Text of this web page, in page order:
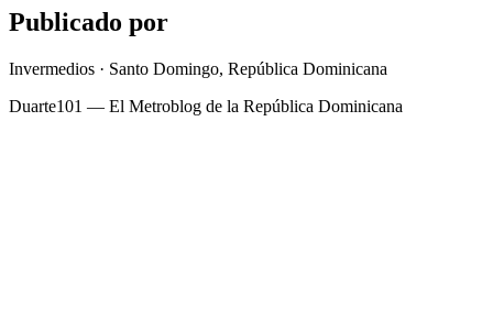
Publicado por
Invermedios · Santo Domingo, República Dominicana
Duarte101 — El Metroblog de la República Dominicana